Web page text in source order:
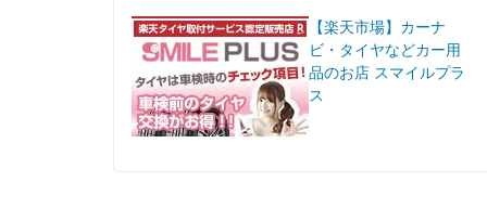
【楽天市場】カーナ
ビ・タイヤなどカー用
品のお店 スマイルプラ
ス